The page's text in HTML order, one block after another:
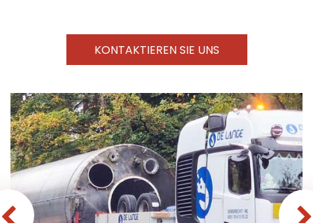
KONTAKTIEREN SIE UNS